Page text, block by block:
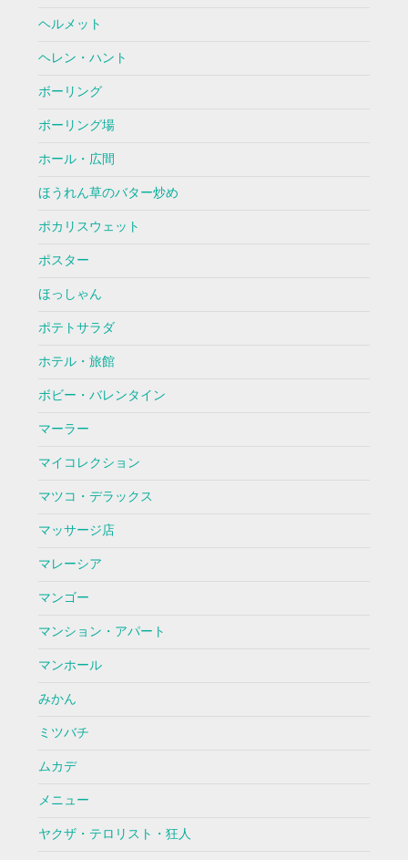
ヘルメット
ヘレン・ハント
ボーリング
ボーリング場
ホール・広間
ほうれん草のバター炒め
ポカリスウェット
ポスター
ほっしゃん
ポテトサラダ
ホテル・旅館
ボビー・バレンタイン
マーラー
マイコレクション
マツコ・デラックス
マッサージ店
マレーシア
マンゴー
マンション・アパート
マンホール
みかん
ミツバチ
ムカデ
メニュー
ヤクザ・テロリスト・狂人